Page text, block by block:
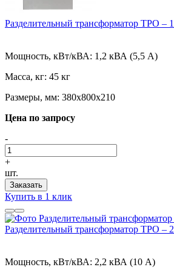
Разделительный трансформатор ТРО –
Мощность, кВт/кВА: 1,2 кВА (5,5 А)
Масса, кг: 45 кг
Размеры, мм: 380х800х210
Цена по запросу
-
+
шт.
Заказать
Купить в 1 клик
Разделительный трансформатор ТРО –
Мощность, кВт/кВА: 2,2 кВА (10 А)